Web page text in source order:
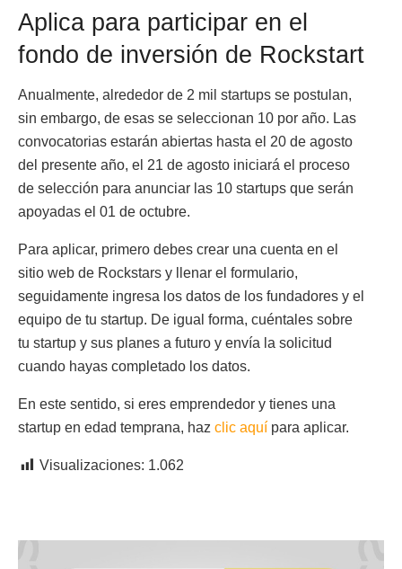
Aplica para participar en el
fondo de inversión de Rockstart
Anualmente, alrededor de 2 mil startups se postulan,
sin embargo, de esas se seleccionan 10 por año. Las
convocatorias estarán abiertas hasta el 20 de agosto
del presente año, el 21 de agosto iniciará el proceso
de selección para anunciar las 10 startups que serán
apoyadas el 01 de octubre.
Para aplicar, primero debes crear una cuenta en el
sitio web de Rockstars y llenar el formulario,
seguidamente ingresa los datos de los fundadores y el
equipo de tu startup. De igual forma, cuéntales sobre
tu startup y sus planes a futuro y envía la solicitud
cuando hayas completado los datos.
En este sentido, si eres emprendedor y tienes una
startup en edad temprana, haz clic aquí para aplicar.
Visualizaciones: 1.062